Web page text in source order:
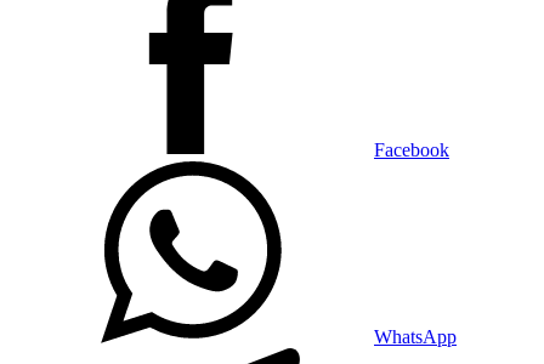
Facebook
WhatsApp